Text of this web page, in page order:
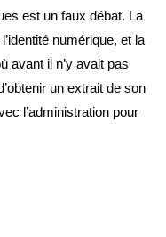
est un faux débat. La
numérique, et la
avant il n’y avait pas
un extrait de son
l’administration pour